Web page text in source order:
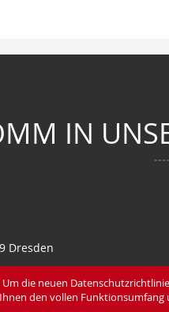
Um die neuen
Ihnen den vollen Funktionsumfang
IN
Dresden